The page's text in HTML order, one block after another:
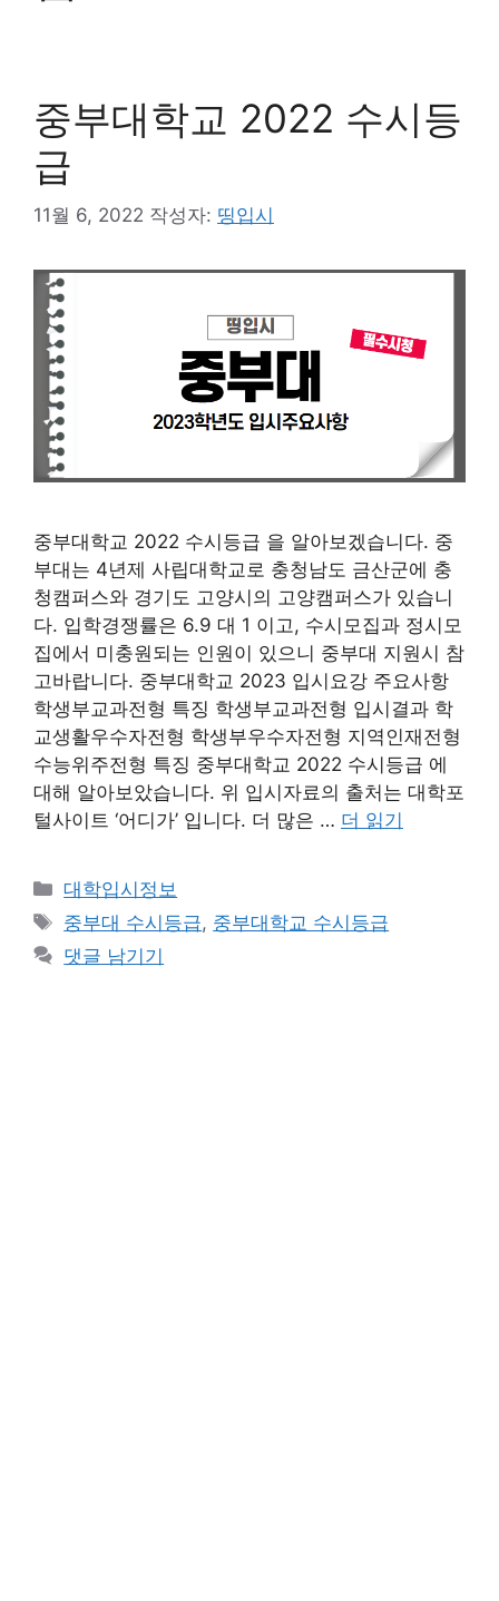
중부대학교 2022 수시등
급
11월 6, 2022 작성자: 띵입시
중부대학교 2022 수시등급 을 알아보겠습니다. 중
부대는 4년제 사립대학교로 충청남도 금산군에 충
청캠퍼스와 경기도 고양시의 고양캠퍼스가 있습니
다. 입학경쟁률은 6.9 대 1 이고, 수시모집과 정시모
집에서 미충원되는 인원이 있으니 중부대 지원시 참
고바랍니다. 중부대학교 2023 입시요강 주요사항
학생부교과전형 특징 학생부교과전형 입시결과 학
교생활우수자전형 학생부우수자전형 지역인재전형
수능위주전형 특징 중부대학교 2022 수시등급 에
대해 알아보았습니다. 위 입시자료의 출처는 대학포
털사이트 ‘어디가’ 입니다. 더 많은 … 더 읽기
카
테
고
리
대학입시정보
태
그
중부대 수시등급, 중부대학교 수시등급
댓글 남기기